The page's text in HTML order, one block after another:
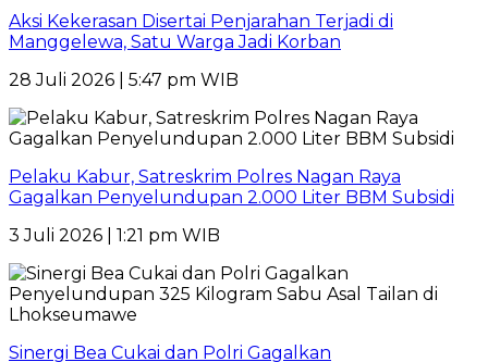
Aksi Kekerasan Disertai Penjarahan Terjadi di
Manggelewa, Satu Warga Jadi Korban
28 Juli 2026 | 5:47 pm WIB
Pelaku Kabur, Satreskrim Polres Nagan Raya
Gagalkan Penyelundupan 2.000 Liter BBM Subsidi
3 Juli 2026 | 1:21 pm WIB
Sinergi Bea Cukai dan Polri Gagalkan